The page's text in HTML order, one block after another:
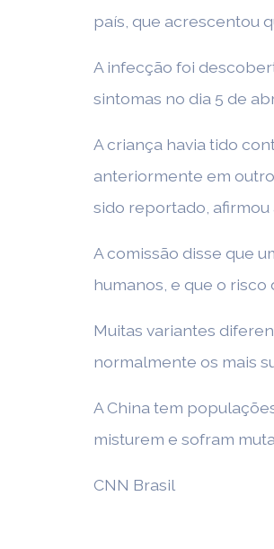
país, que acrescentou
A infecção foi
sintomas no dia 5 de
A criança havia tido
anteriormente em
sido reportado, afirmou
A comissão disse que
humanos, e que o
Muitas variantes
normalmente os mais
A China tem
misturem e sofram
CNN Brasil